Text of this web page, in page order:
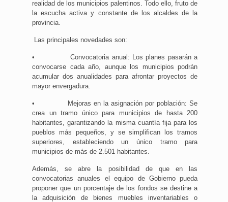
realidad de los municipios palentinos. Todo ello, fruto de
la escucha activa y constante de los alcaldes de la
provincia.
Las principales novedades son:
• Convocatoria anual: Los planes pasarán a
convocarse cada año, aunque los municipios podrán
acumular dos anualidades para afrontar proyectos de
mayor envergadura.
• Mejoras en la asignación por población: Se
crea un tramo único para municipios de hasta 200
habitantes, garantizando la misma cuantía fija para los
pueblos más pequeños, y se simplifican los tramos
superiores, estableciendo un único tramo para
municipios de más de 2.501 habitantes.
Además, se abre la posibilidad de que en las
convocatorias anuales el equipo de Gobierno pueda
proponer que un porcentaje de los fondos se destine a
la adquisición de bienes muebles inventariables o